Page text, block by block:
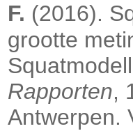
F. (2016).
grootte
Rapporten,
Antwerpen.